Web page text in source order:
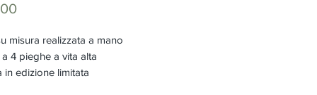
Price
misura realizzata a mano
4 pieghe a vita alta
in edizione limitata